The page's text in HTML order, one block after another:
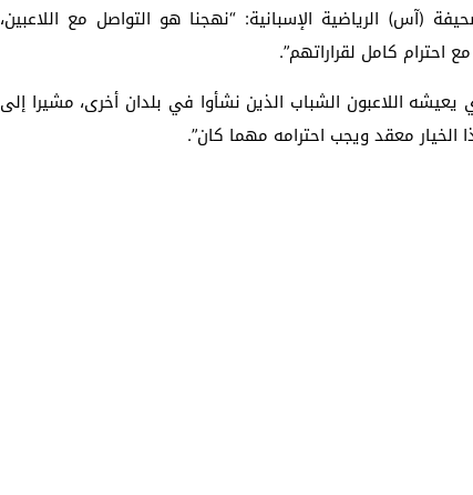
(آس) الرياضية الإسبانية: “نهجنا هو التواصل مع اللاعبين،
كامل لقراراتهم”.
يعيشه اللاعبون الشباب الذين نشأوا في بلدان أخرى، مشيرا إلى
معقد ويجب احترامه مهما كان”.